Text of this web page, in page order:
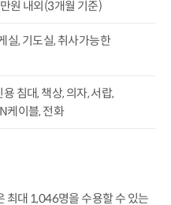
원 내외(3개월 기준)
실, 기도실, 취사가능한
침대, 책상, 의자, 서랍,
케이블, 전화
최대 1,046명을 수용할 수 있는